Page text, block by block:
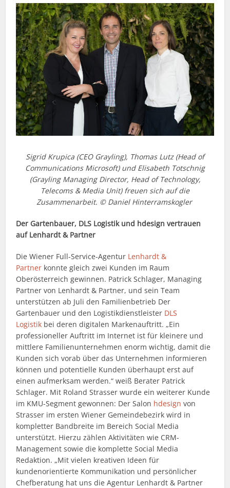
Sigrid Krupica (CEO Grayling), Thomas Lutz (Head of
Communications Microsoft) und Elisabeth Totschnig
(Grayling Managing Director, Head of Technology,
Telecoms & Media Unit) freuen sich auf die
Zusammenarbeit. © Daniel Hinterramskogler
Der Gartenbauer, DLS Logistik und hdesign vertrauen
auf Lenhardt & Partner
Die Wiener Full-Service-Agentur Lenhardt &
Partner konnte gleich zwei Kunden im Raum
Oberösterreich gewinnen. Patrick Schlager, Managing
Partner von Lenhardt & Partner, und sein Team
unterstützen ab Juli den Familienbetrieb Der
Gartenbauer und den Logistikdienstleister DLS
Logistik bei deren digitalen Markenauftritt. „Ein
professioneller Auftritt im Internet ist für kleinere und
mittlere Familienunternehmen enorm wichtig, damit die
Kunden sich vorab über das Unternehmen informieren
können und potentielle Kunden überhaupt erst auf
einen aufmerksam werden.“ weiß Berater Patrick
Schlager. Mit Roland Strasser wurde ein weiterer Kunde
im KMU-Segment gewonnen: Der Salon hdesign von
Strasser im ersten Wiener Gemeindebezirk wird in
kompletter Bandbreite im Bereich Social Media
unterstützt. Hierzu zählen Aktivitäten wie CRM-
Management sowie die komplette Social Media
Redaktion. „Mit vielen kreativen Ideen für
kundenorientierte Kommunikation und persönlicher
Chefberatung hat uns die Agentur Lenhardt & Partner